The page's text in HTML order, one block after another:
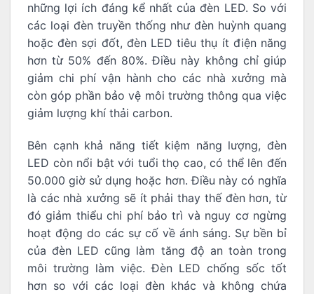
những lợi ích đáng kể nhất của đèn LED. So với
các loại đèn truyền thống như đèn huỳnh quang
hoặc đèn sợi đốt, đèn LED tiêu thụ ít điện năng
hơn từ 50% đến 80%. Điều này không chỉ giúp
giảm chi phí vận hành cho các nhà xưởng mà
còn góp phần bảo vệ môi trường thông qua việc
giảm lượng khí thải carbon.
Bên cạnh khả năng tiết kiệm năng lượng, đèn
LED còn nổi bật với tuổi thọ cao, có thể lên đến
50.000 giờ sử dụng hoặc hơn. Điều này có nghĩa
là các nhà xưởng sẽ ít phải thay thế đèn hơn, từ
đó giảm thiểu chi phí bảo trì và nguy cơ ngừng
hoạt động do các sự cố về ánh sáng. Sự bền bỉ
của đèn LED cũng làm tăng độ an toàn trong
môi trường làm việc. Đèn LED chống sốc tốt
hơn so với các loại đèn khác và không chứa